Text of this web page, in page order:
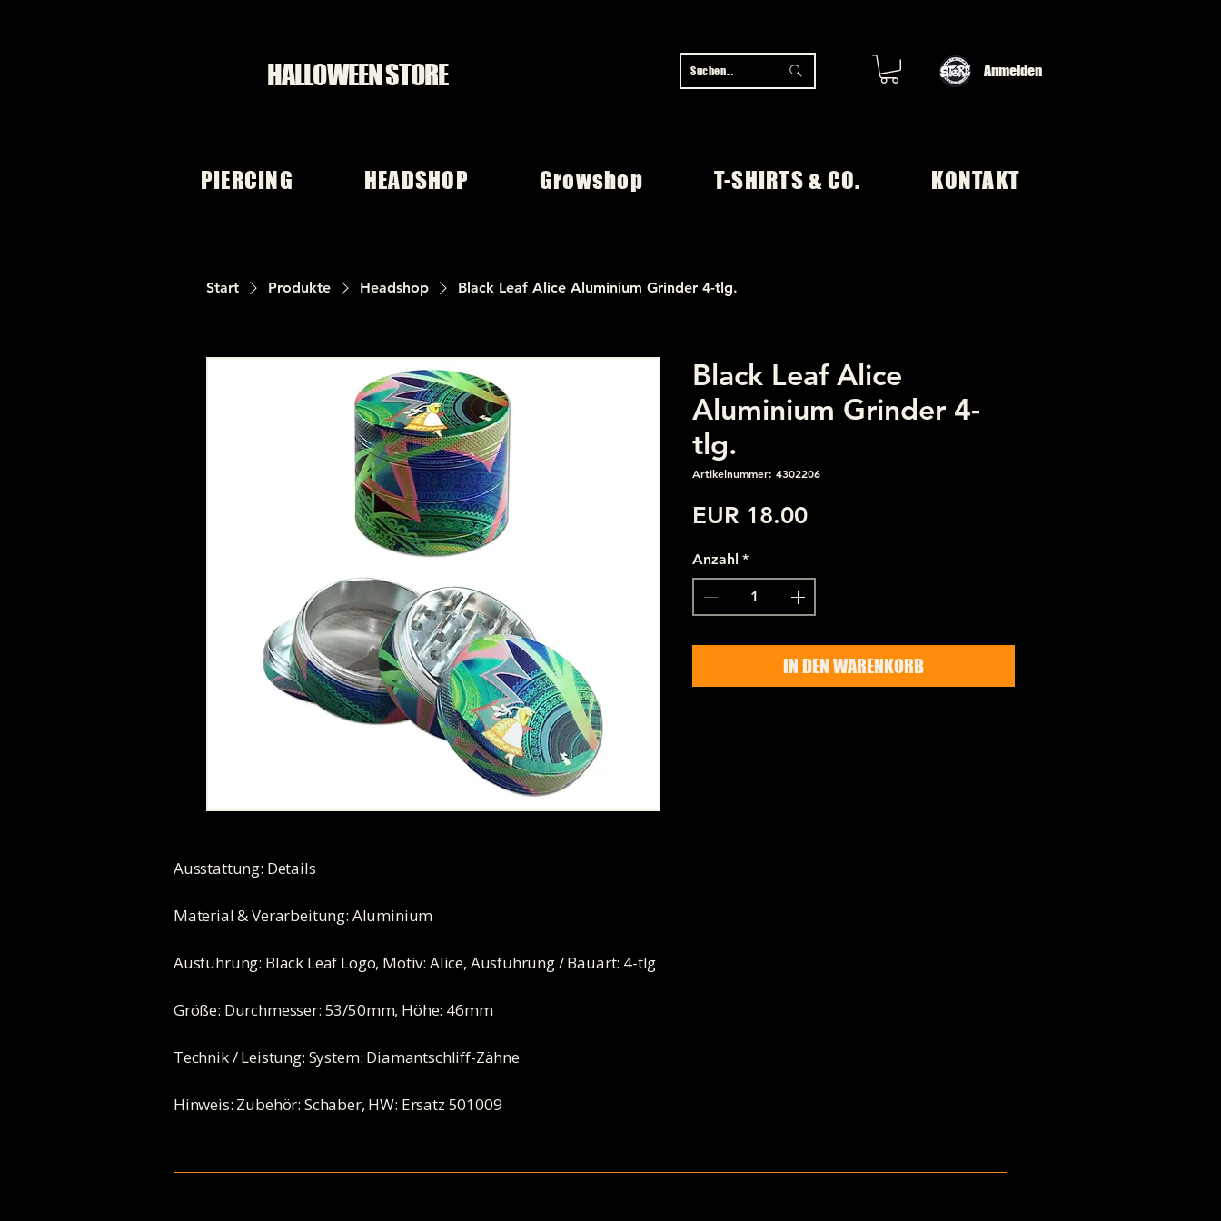
HALLOWEEN STORE Suchen... Anmelden
PIERCING HEADSHOP Growshop T-SHIRTS & CO. KONTAKT
Start Produkte Headshop Black Leaf Alice Aluminium Grinder 4-tlg.
Black Leaf Alice
Aluminium Grinder 4-
tlg.
Artikelnummer: 4302206
EUR 18.00Preis
Anzahl *
IN DEN WARENKORB
Ausstattung: Details
Material & Verarbeitung: Aluminium
Ausführung: Black Leaf Logo, Motiv: Alice, Ausführung / Bauart: 4-tlg
Größe: Durchmesser: 53/50mm, Höhe: 46mm
Technik / Leistung: System: Diamantschliff-Zähne
Hinweis: Zubehör: Schaber, HW: Ersatz 501009